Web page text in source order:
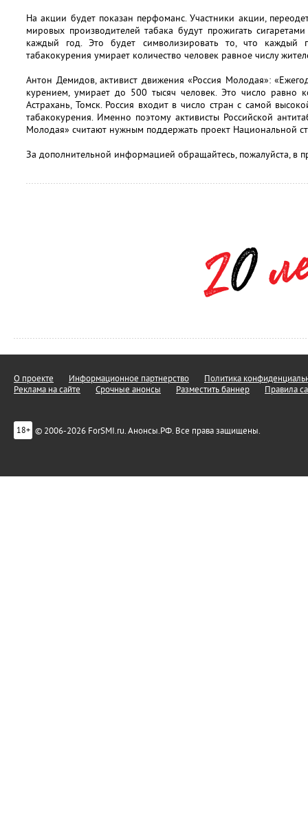
На акции будет показан перфоманс. Участники акции,
мировых производителей табака будут прожигать
каждый год. Это будет символизировать то, что каждый
табакокурения умирает количество человек равное числу
Антон Демидов, активист движения «Россия Молодая»:
курением, умирает до 500 тысяч человек. Это число равно
Астрахань, Томск. Россия входит в число стран с самой
табакокурения. Именно поэтому активисты Российской
Молодая» считают нужным поддержать проект Национальной
За дополнительной информацией обращайтесь, пожалуйста, в
О проекте Информационное партнерство
Политика
Реклама на сайте
Срочные анонсы Разместить баннер Правила
18+ © 2006-2026 ForSMI.ru. Анонсы.РФ. Все права защищены.